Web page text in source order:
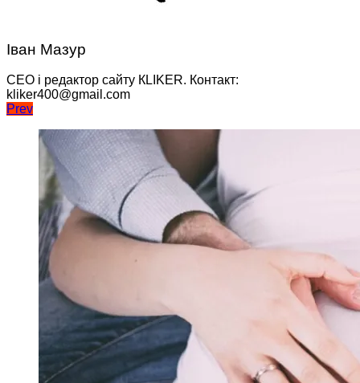
Іван Мазур
CEO і редактор сайту КLIKER. Контакт:
kliker400@gmail.com
Навігація
записів
Prev